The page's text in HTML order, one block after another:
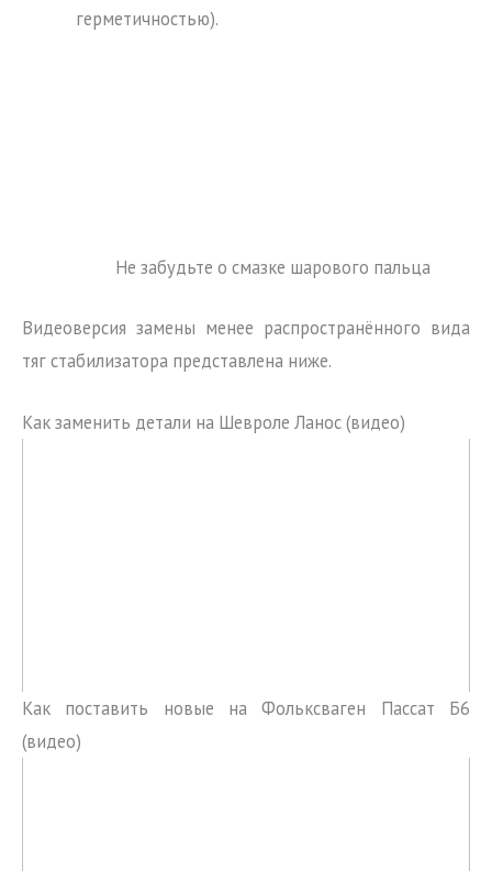
герметичностью).
Не забудьте о смазке шарового пальца
Видеоверсия замены менее распространённого вида
тяг стабилизатора представлена ниже.
Как заменить детали на Шевроле Ланос (видео)
Как поставить новые на Фольксваген Пассат Б6
(видео)